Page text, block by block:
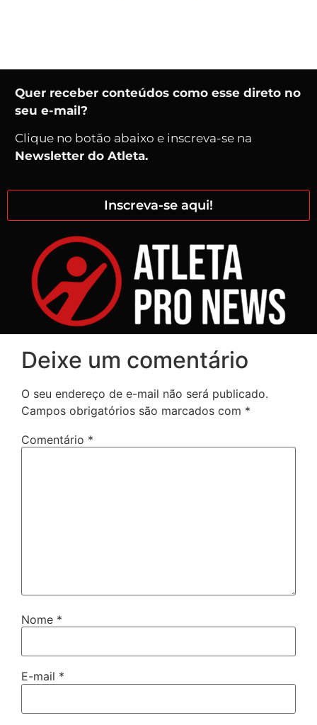
Quer receber conteúdos como esse direto no
seu e-mail?
Clique no botão abaixo e inscreva-se na
Newsletter do Atleta.
Inscreva-se aqui!
Deixe um comentário
O seu endereço de e-mail não será publicado.
Campos obrigatórios são marcados com *
Comentário *
Nome *
E-mail *